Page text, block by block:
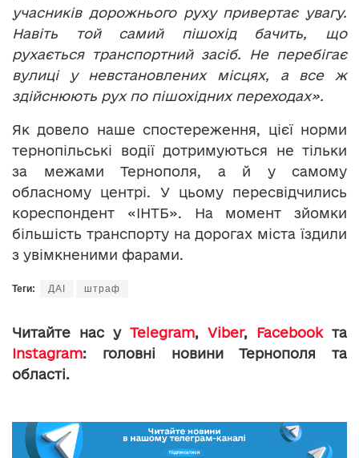
учасників дорожнього руху привертає увагу.
Навіть той самий пішохід бачить, що
рухається транспортний засіб. Не перебігає
вулиці у невстановлених місцях, а все ж
здійснюють рух по пішохідних переходах».
Як довело наше спостереження, цієї норми
тернопільські водії дотримуються не тільки
за межами Тернополя, а й у самому
обласному центрі. У цьому пересвідчились
кореспондент «ІНТБ». На момент зйомки
більшість транспорту на дорогах міста їздили
з увімкненими фарами.
Теги: ДАІ штраф
Читайте нас у Telegram, Viber, Facebookта
Instagram: головні новини Тернополя та
області.